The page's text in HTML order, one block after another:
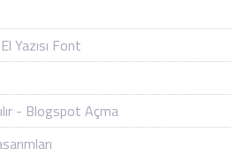
Yazısı Font
- Blogspot Açma